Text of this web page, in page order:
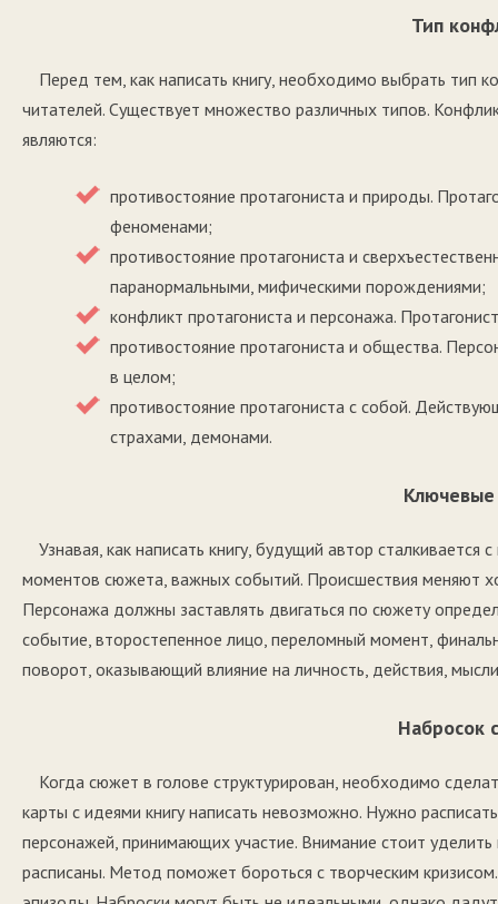
Тип
Перед тем, как написать книгу, необходимо выбрать тип
читателей. Существует множество различных типов.
являются:
противостояние протагониста и природы.
феноменами;
противостояние протагониста и
паранормальными, мифическими порождениями;
конфликт протагониста и персонажа.
противостояние протагониста и общества.
в целом;
противостояние протагониста с собой.
страхами, демонами.
Ключевые
Узнавая, как написать книгу, будущий автор
моментов сюжета, важных событий. Происшествия меняют
Персонажа должны заставлять двигаться по сюжету
событие, второстепенное лицо, переломный момент,
поворот, оказывающий влияние на личность, действия,
Набросок
Когда сюжет в голове структурирован, необходимо
карты с идеями книгу написать невозможно. Нужно
персонажей, принимающих участие. Внимание стоит
расписаны. Метод поможет бороться с творческим